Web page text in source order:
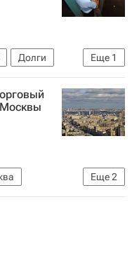
Еще 1
Долги
Москвы
Еще2
Россия